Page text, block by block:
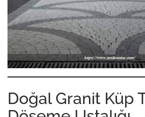
Doğal Granit Küp